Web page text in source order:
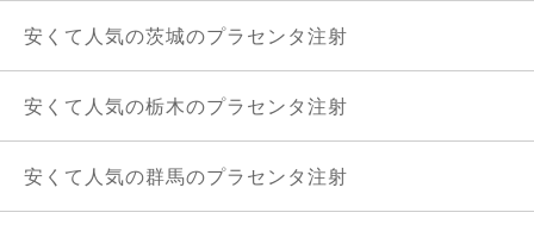
安くて人気の茨城のプラセンタ注射
安くて人気の栃木のプラセンタ注射
安くて人気の群馬のプラセンタ注射